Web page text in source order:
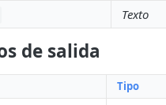
Texto
de salida
Tipo